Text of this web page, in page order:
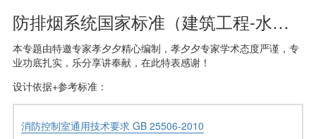
防排烟系统国家标准（建筑工程-水暖专业）
本专题由特邀专家孝夕夕精心编制，孝夕夕专家学术态度严谨，专
业功底扎实，乐分享讲奉献，在此特表感谢！
设计依据+参考标准：
消防控制室通用技术要求 GB 25506-2010